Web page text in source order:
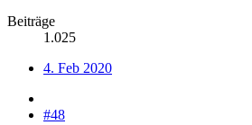
Beiträge
1.025
4. Feb 2020
#48